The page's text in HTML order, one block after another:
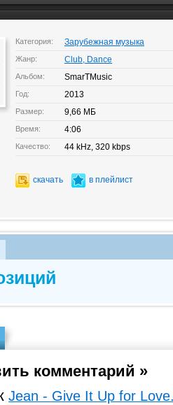
Категория: Зарубежная музыка
Жанр: Club, Dance
Альбом: SmarTMusic
Год: 2013
Размер: 9,66 МБ
Время: 4:06
Качество: 44 kHz, 320 kbps
скачать в плейлист
комментарий »
Jean - Give It Up for